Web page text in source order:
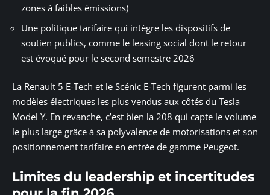
zones à faibles émissions)
Une politique tarifaire qui intègre les dispositifs de
soutien publics, comme le leasing social dont le retour
est évoqué pour le second semestre 2026
La Renault 5 E-Tech et le Scénic E-Tech figurent parmi les
modèles électriques les plus vendus aux côtés du Tesla
Model Y. En revanche, c’est bien la 208 qui capte le volume
le plus large grâce à sa polyvalence de motorisations et son
positionnement tarifaire en entrée de gamme Peugeot.
Limites du leadership et incertitudes